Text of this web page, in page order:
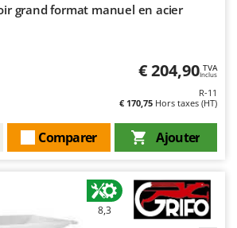
grand format manuel en acier
€ 204,90 TVA
Inclus
R-11
€ 170,75 Hors taxes (HT)
Ajouter
Comparer
8,3